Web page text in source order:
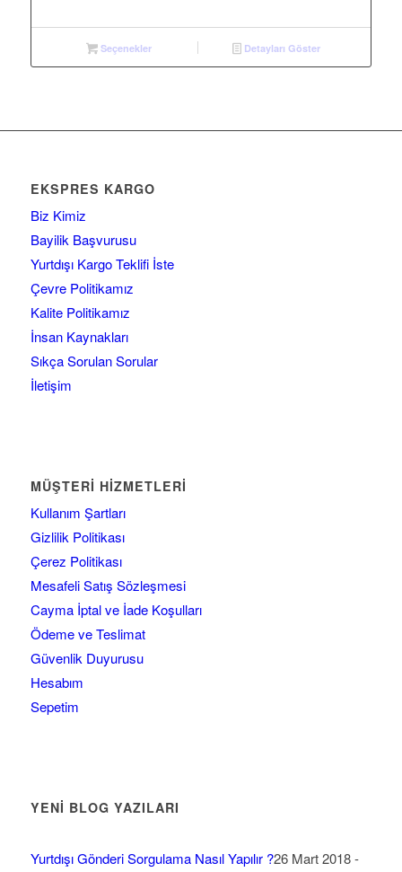
Seçenekler Detayları Göster
EKSPRES KARGO
Biz Kimiz
Bayilik Başvurusu
Yurtdışı Kargo Teklifi İste
Çevre Politikamız
Kalite Politikamız
İnsan Kaynakları
Sıkça Sorulan Sorular
İletişim
MÜŞTERI HIZMETLERI
Kullanım Şartları
Gizlilik Politikası
Çerez Politikası
Mesafeli Satış Sözleşmesi
Cayma İptal ve İade Koşulları
Ödeme ve Teslimat
Güvenlik Duyurusu
Hesabım
Sepetim
YENİ BLOG YAZILARI
Yurtdışı Gönderi Sorgulama Nasıl Yapılır ?26 Mart 2018 -